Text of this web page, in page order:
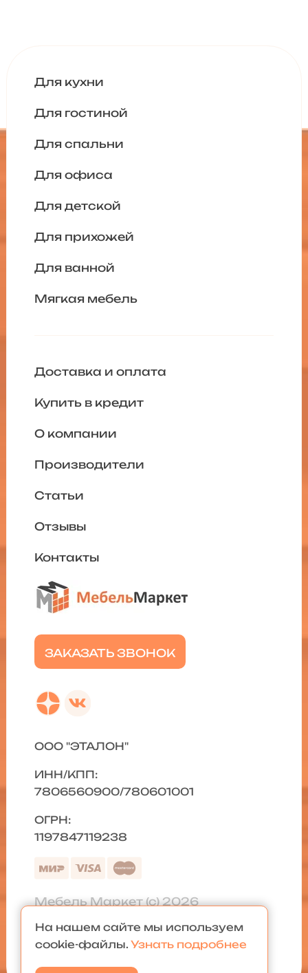
Для кухни
Для гостиной
Для спальни
Для офиса
Для детской
Для прихожей
Для ванной
Мягкая мебель
ЗАКАЗАТЬ ЗВОНОК
Доставка и оплата
Купить в кредит
О компании
Производители
Статьи
Отзывы
Контакты
ООО "ЭТАЛОН"
ИНН/КПП:
7806560900/780601001
ОГРН:
1197847119238
Мебель Маркет (с) 2026
Политика конфиденциальности
Карта сайта
На нашем сайте мы используем
cookie-файлы. Узнать подробнее